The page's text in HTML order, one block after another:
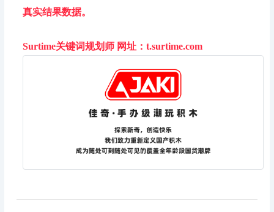
真实结果数据。
Surtime关键词规划师 网址：t.surtime.com